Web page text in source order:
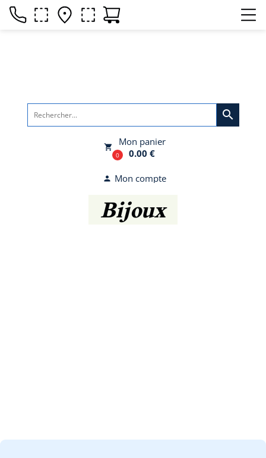
search
local_grocery_store
0
Mon panier
0.00 €
person Mon compte
Bijoux